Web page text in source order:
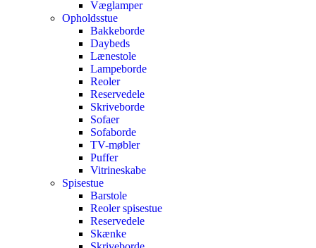
Væglamper
Opholdsstue
Bakkeborde
Daybeds
Lænestole
Lampeborde
Reoler
Reservedele
Skriveborde
Sofaer
Sofaborde
TV-møbler
Puffer
Vitrineskabe
Spisestue
Barstole
Reoler spisestue
Reservedele
Skænke